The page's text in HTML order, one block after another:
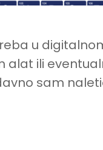
u
ili
sam